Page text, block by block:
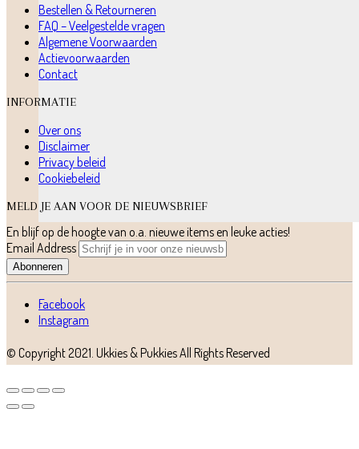
Bestellen & Retourneren
FAQ – Veelgestelde vragen
Algemene Voorwaarden
Actievoorwaarden
Contact
INFORMATIE
Over ons
Disclaimer
Privacy beleid
Cookiebeleid
MELD JE AAN VOOR DE NIEUWSBRIEF
En blijf op de hoogte van o.a. nieuwe items en leuke acties!
Email Address
Abonneren
Facebook
Instagram
© Copyright 2021. Ukkies & PukkiesAll Rights Reserved